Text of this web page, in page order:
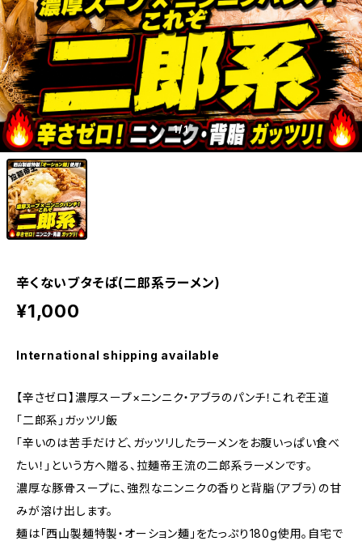
1/1
辛くないブタそば(二郎系ラーメン)
¥1,000
International shipping available
【辛さゼロ】濃厚スープ×ニンニク・アブラのパンチ！これぞ王道
「二郎系」ガッツリ飯
「辛いのは苦手だけど、ガッツリしたラーメンをお腹いっぱい食べ
たい！」という方へ贈る、拉麺帝王流の二郎系ラーメンです。
濃厚な豚骨スープに、強烈なニンニクの香りと背脂（アブラ）の甘
みが溶け出します。
麺は「西山製麺特製・オーション麺」をたっぷり180g使用。自宅で